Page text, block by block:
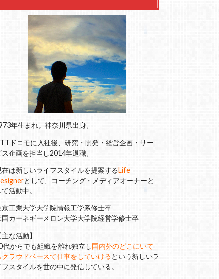
年生まれ。神奈川県出身。
ドコモに入社後、研究・開発・経営企画・サー
ス企画を担当し2014年退職。
在は新しいライフスタイルを提案するLife
として、コーチング・メディアオーナーと
活動中。
京工業大学大学院情報工学系修士卒
国カーネギーメロン大学大学院経営学修士卒
な活動】
代からでも組織を離れ独立し国内外のどこにいて
クラウドベースで仕事をしていけるという新しいラ
フスタイルを世の中に発信している。